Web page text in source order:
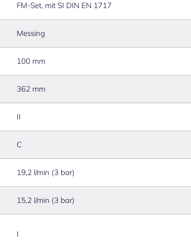
FM-Set, mit SI DIN EN 1717
Messing
100 mm
362 mm
II
C
19,2 l/min (3 bar)
15,2 l/min (3 bar)
I